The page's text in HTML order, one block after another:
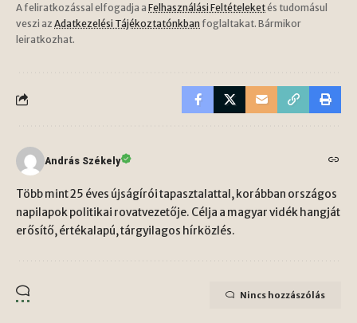
A feliratkozással elfogadja a Felhasználási Feltételeketés tudomásul
veszi az Adatkezelési Tájékoztatónkban foglaltakat. Bármikor
leiratkozhat.
András Székely
Több mint 25 éves újságírói tapasztalattal, korábban országos
napilapok politikai rovatvezetője. Célja a magyar vidék hangját
erősítő, értékalapú, tárgyilagos hírközlés.
Nincs hozzászólás